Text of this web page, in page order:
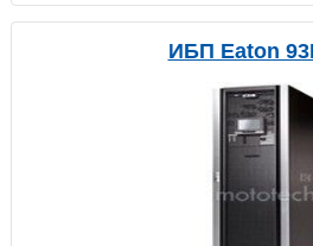
ИБП Eaton